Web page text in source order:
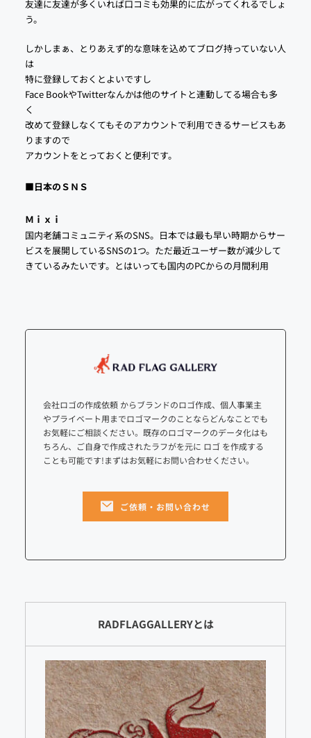
友達に友達が多くいれば口コミも効果的に広がってくれるでしょ
う。
しかしまぁ、とりあえず的な意味を込めてブログ持っていない人
は
特に登録しておくとよいですし
Face BookやTwitterなんかは他のサイトと連動してる場合も多
く
改めて登録しなくてもそのアカウントで利用できるサービスもあ
りますので
アカウントをとっておくと便利です。
■日本のＳＮＳ
Ｍｉｘｉ
国内老舗コミュニティ系のSNS。日本では最も早い時期からサー
ビスを展開しているSNSの1つ。ただ最近ユーザー数が減少して
きているみたいです。とはいっても国内のPCからの月間利用
会社ロゴの作成依頼 からブランドのロゴ作成、個人事業主
やプライベート用までロゴマークのことならどんなことでも
お気軽にご相談ください。既存のロゴマークのデータ化はも
ちろん、ご自身で作成されたラフがを元に ロゴ を作成する
ことも可能です!まずはお気軽にお問い合わせください。
ご依頼・お問い合わせ
RADFLAGGALLERYとは